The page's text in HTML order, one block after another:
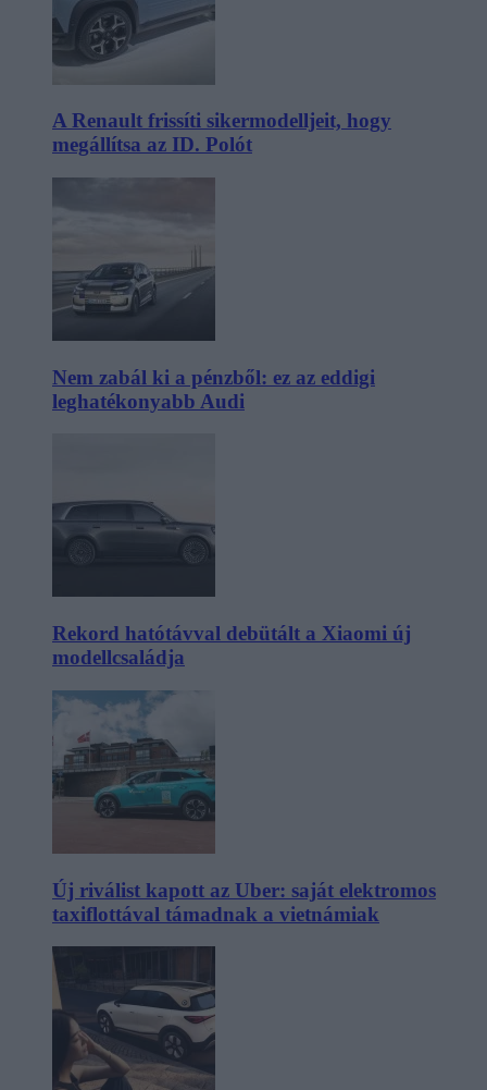
A Renault frissíti sikermodelljeit, hogy
megállítsa az ID. Polót
Nem zabál ki a pénzből: ez az eddigi
leghatékonyabb Audi
Rekord hatótávval debütált a Xiaomi új
modellcsaládja
Új riválist kapott az Uber: saját elektromos
taxiflottával támadnak a vietnámiak